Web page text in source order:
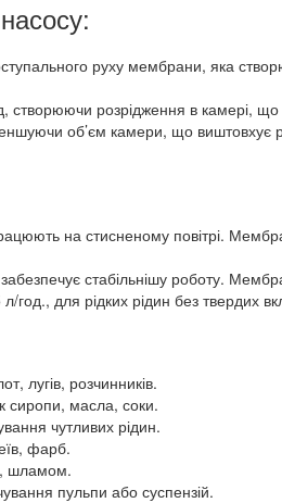
руху мембрани, яка
створюючи розрідження в камері,
об’єм камери, що виштовхує
на стисненому повітрі.
стабільнішу роботу.
год., для рідких рідин без твердих
лугів, розчинників.
сиропи, масла, соки.
чутливих рідин.
фарб.
шламом.
пульпи або суспензій.